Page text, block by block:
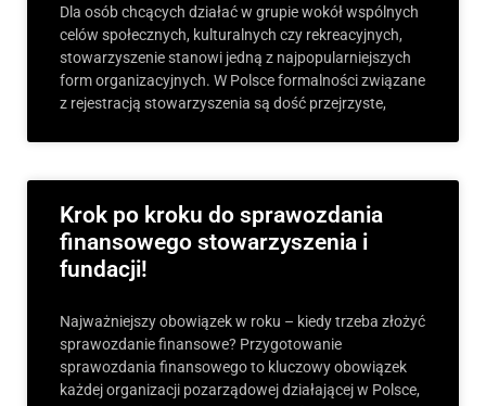
Dla osób chcących działać w grupie wokół wspólnych
celów społecznych, kulturalnych czy rekreacyjnych,
stowarzyszenie stanowi jedną z najpopularniejszych
form organizacyjnych. W Polsce formalności związane
z rejestracją stowarzyszenia są dość przejrzyste,
Krok po kroku do sprawozdania
finansowego stowarzyszenia i
fundacji!
Najważniejszy obowiązek w roku – kiedy trzeba złożyć
sprawozdanie finansowe? Przygotowanie
sprawozdania finansowego to kluczowy obowiązek
każdej organizacji pozarządowej działającej w Polsce,